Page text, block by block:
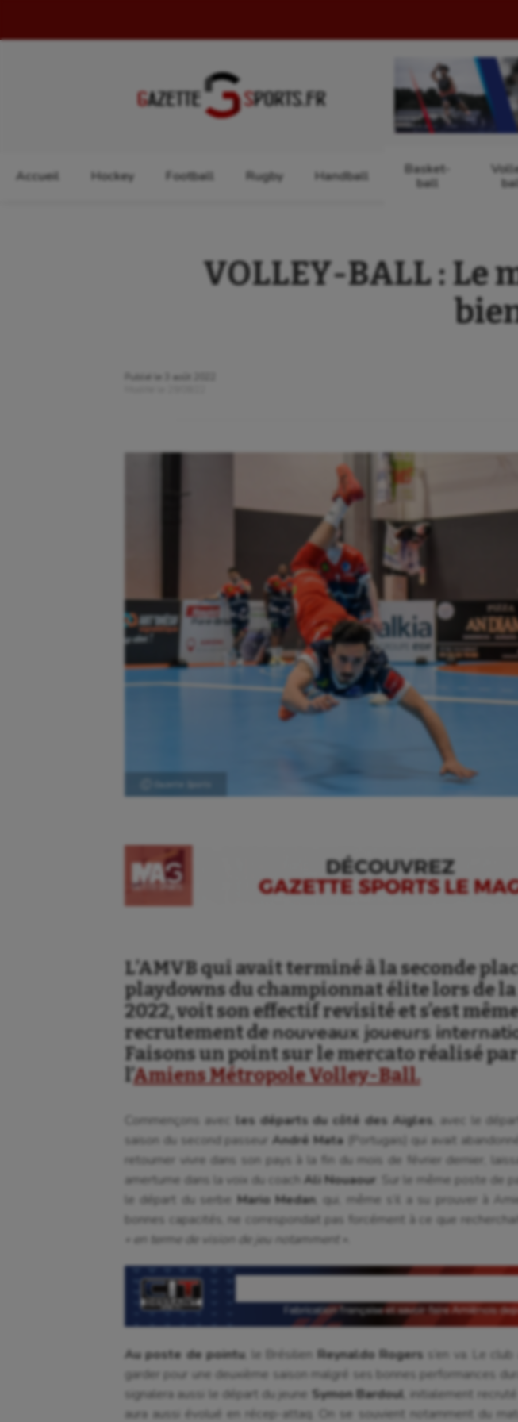
Accueil Hockey Football Rugby Handball
Basket-
ball
VOLLEY-BALL : Le
Publié le
3 août 2022
L’AMVB qui avait terminé à la seconde
playdowns du championnat élite lors de la
2022, voit son effectif revisité et s’est
recrutement denouveaux joueurs
Faisons un point sur le mercato réalisé
l’Amiens Métropole Volley-Ball.
Commençons avec les départs du côté des Aigles , avec le
saison du second passeur André Mata(Portugais) qui avait
retourner vivre dans son pays à la fin du mois de février dernier,
amertume dans la voix du coach Ali Nouaour . Sur le même poste de
le départ du serbe Mario Medan , qui, même s’il a su prouver à
bonnes capacités, ne correspondait pas forcément à ce que
« en terme de vision de jeu notamment ».
Au poste de pointu, le Brésilien Reynaldo Rogers s’en va. Le
garder pour une deuxième saison malgré ses bonnes performances
signalera aussi le départ du jeune Symon Bardoul , initialement
aura aussi évolué en récep-attaq. On se souvient notamment du